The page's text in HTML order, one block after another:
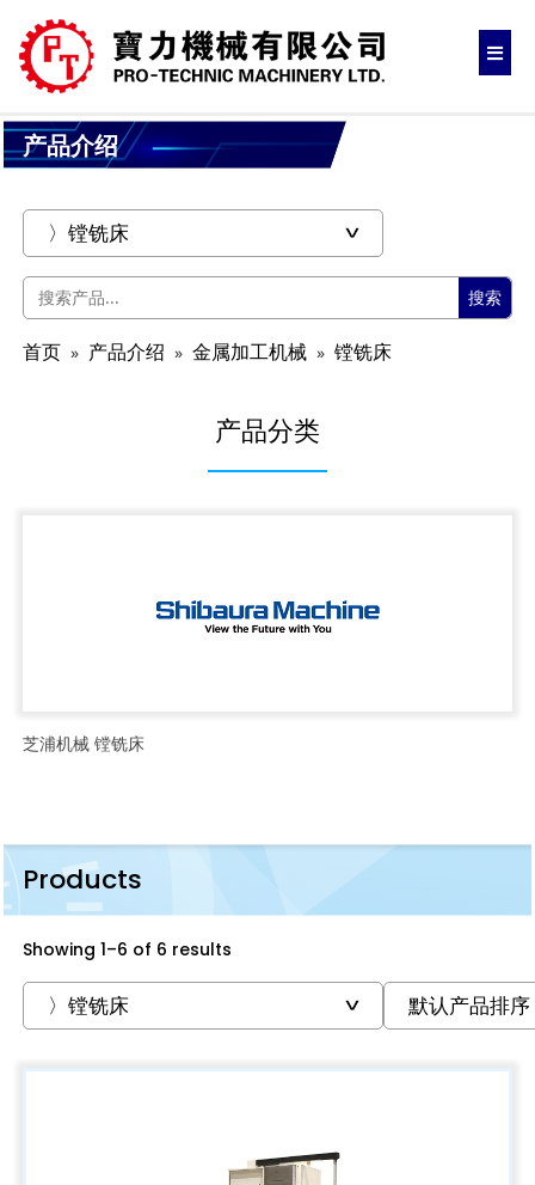
产品介绍
搜索
首页 产品介绍 金属加工机械 镗铣床
产品分类
芝浦机械 镗铣床
Products
Showing 1–6 of 6 results